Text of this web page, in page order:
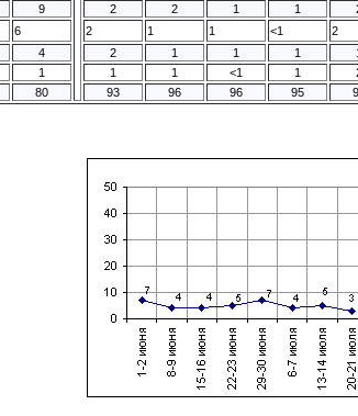
9 2 2 1 1
6 2 1 1 <1 2
4 2 1 1 1
1 1 1 <1 1
80 93 96 96 95